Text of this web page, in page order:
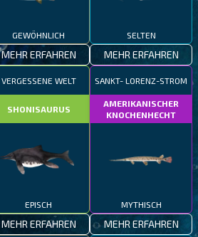
GEWÖHNLICH
MEHR ERFAHREN
SELTEN
MEHR ERFAHREN
VERGESSENE WELT
SHONISAURUS
EPISCH
MEHR ERFAHREN
SANKT- LORENZ-STROM
AMERIKANISCHER
KNOCHENHECHT
MYTHISCH
MEHR ERFAHREN